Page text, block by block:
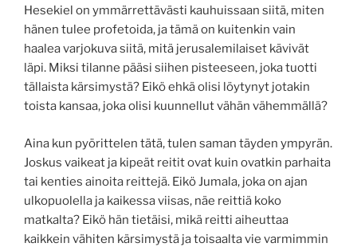
Hesekiel on ymmärrettävästi kauhuissaan siitä, miten
hänen tulee profetoida, ja tämä on kuitenkin vain
haalea varjokuva siitä, mitä jerusalemilaiset kävivät
läpi. Miksi tilanne pääsi siihen pisteeseen, joka tuotti
tällaista kärsimystä? Eikö ehkä olisi löytynyt jotakin
toista kansaa, joka olisi kuunnellut vähän vähemmällä?
Aina kun pyörittelen tätä, tulen saman täyden ympyrän.
Joskus vaikeat ja kipeät reitit ovat kuin ovatkin parhaita
tai kenties ainoita reittejä. Eikö Jumala, joka on ajan
ulkopuolella ja kaikessa viisas, näe reittiä koko
matkalta? Eikö hän tietäisi, mikä reitti aiheuttaa
kaikkein vähiten kärsimystä ja toisaalta vie varmimmin